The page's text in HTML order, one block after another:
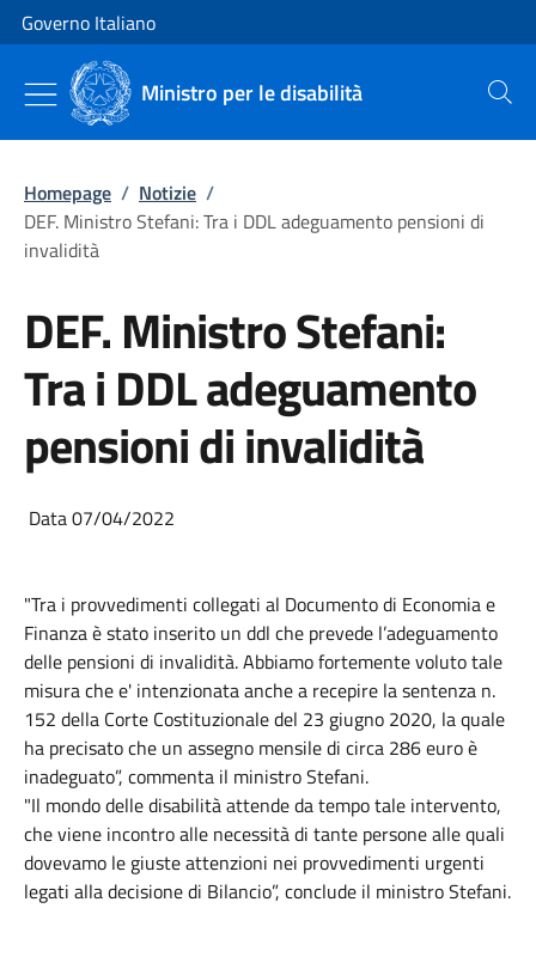
Vai al contenuto
Vai alla navigazione del sito
Governo Italiano
Ministro per le disabilità Cerca
Homepage / Notizie /
DEF. Ministro Stefani: Tra i DDL adeguamento pensioni di
invalidità
DEF. Ministro Stefani:
Tra i DDL adeguamento
pensioni di invalidità
Data 07/04/2022
"Tra i provvedimenti collegati al Documento di Economia e
Finanza è stato inserito un ddl che prevede l’adeguamento
delle pensioni di invalidità. Abbiamo fortemente voluto tale
misura che e' intenzionata anche a recepire la sentenza n.
152 della Corte Costituzionale del 23 giugno 2020, la quale
ha precisato che un assegno mensile di circa 286 euro è
inadeguato”, commenta il ministro Stefani.
"Il mondo delle disabilità attende da tempo tale intervento,
che viene incontro alle necessità di tante persone alle quali
dovevamo le giuste attenzioni nei provvedimenti urgenti
legati alla decisione di Bilancio”, conclude il ministro Stefani.